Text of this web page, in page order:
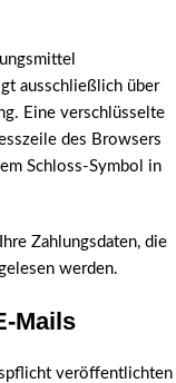
ausschließlich über
Eine verschlüsselte
des Browsers
Schloss-Symbol in
Zahlungsdaten, die
werden.
Mails
veröffentlichten